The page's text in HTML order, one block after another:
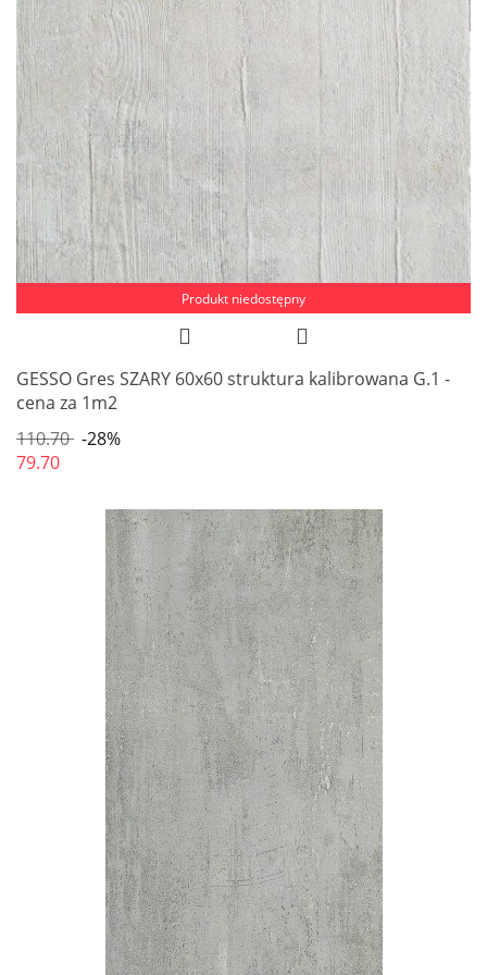
Produkt niedostępny
GESSO Gres SZARY 60x60 struktura kalibrowana G.1 -
cena za 1m2
110.70 -28%
79.70